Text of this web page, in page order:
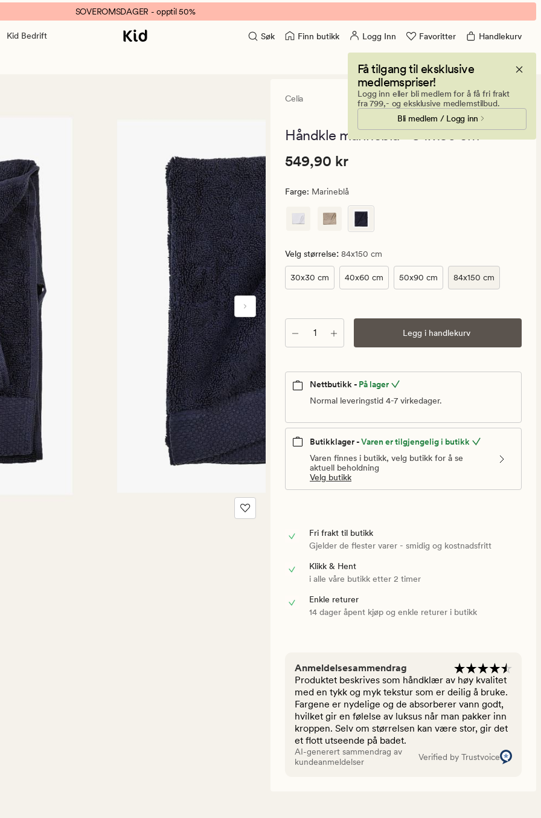
SOVEROMSDAGER - opptil 50%
Kid Bedrift Søk Finn butikk Logg Inn Favoritter Handlekurv
Få tilgang til eksklusive
medlemspriser!
Logg inn eller bli medlem for å få fri frakt
fra 799,- og eksklusive medlemstilbud.
Bli medlem / Logg inn
Celia
90
anmeldelser
med
en
4.5 (90)
Håndkle marineblå - 84x150 cm
Pris
549,90
kr.
Vanlig
pris
Pris 549,90 kr
549,90 kr
Farge: Marineblå
Velg størrelse: 84x150 cm
30x30 cm 40x60 cm 50x90 cm 84x150 cm
Antall Legg i handlekurv
Nettbutikk - På lager
Normal leveringstid 4-7 virkedager.
Butikklager -Varen er tilgjengelig i butikk
Varen finnes i butikk, velg butikk for å se
aktuell beholdning
Velg butikk
Fri frakt til butikk
Gjelder de flester varer - smidig og kostnadsfritt
Klikk & Hent
i alle våre butikk etter 2 timer
Enkle returer
14 dager åpent kjøp og enkle returer i butikk
Anmeldelsesammendrag
Produktet beskrives som håndklær av høy kvalitet
med en tykk og myk tekstur som er deilig å bruke.
Fargene er nydelige og de absorberer vann godt,
hvilket gir en følelse av luksus når man pakker inn
kroppen. Selv om størrelsen kan være stor, gir det
et flott utseende på badet.
AI-generert sammendrag av
kundeanmeldelser
Verified by Trustvoice